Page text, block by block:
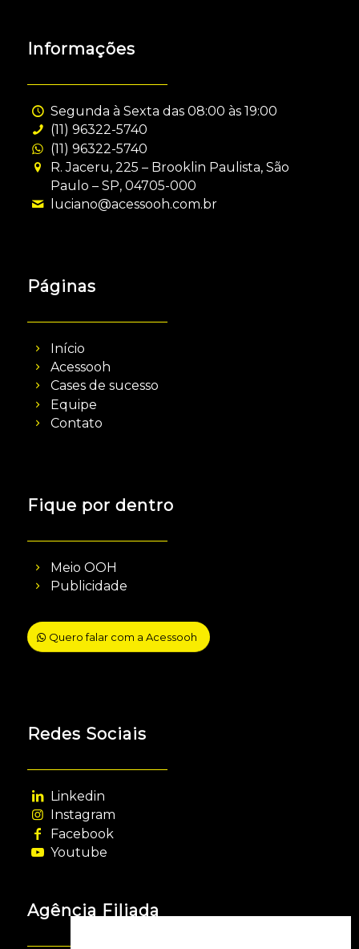
Informações
Segunda à Sexta das 08:00 às 19:00
(11) 96322-5740
(11) 96322-5740
R. Jaceru, 225 – Brooklin Paulista, São
Paulo – SP, 04705-000
luciano@acessooh.com.br
Páginas
Início
Acessooh
Cases de sucesso
Equipe
Contato
Fique por dentro
Meio OOH
Publicidade
Quero falar com a Acessooh
Redes Sociais
Linkedin
Instagram
Facebook
Youtube
Agência Filiada